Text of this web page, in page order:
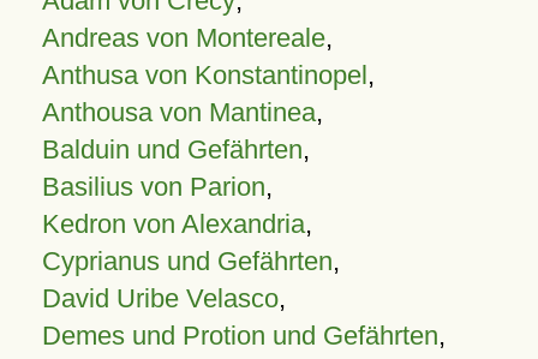
Andreas von Montereale,
Anthusa von Konstantinopel,
Anthousa von Mantinea,
Balduin und Gefährten,
Basilius von Parion,
Kedron von Alexandria,
Cyprianus und Gefährten,
David Uribe Velasco,
Demes und Protion und Gefährten,